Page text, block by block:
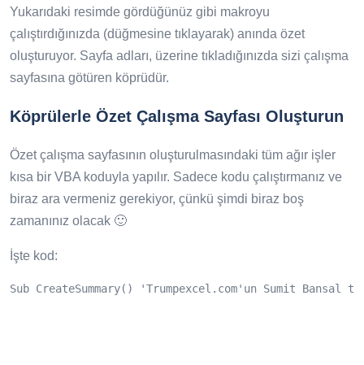
Yukarıdaki resimde gördüğünüz gibi makroyu
çalıştırdığınızda (düğmesine tıklayarak) anında özet
oluşturuyor. Sayfa adları, üzerine tıkladığınızda sizi çalışma
sayfasına götüren köprüdür.
Köprülerle Özet Çalışma Sayfası Oluşturun
Özet çalışma sayfasının oluşturulmasındaki tüm ağır işler
kısa bir VBA koduyla yapılır. Sadece kodu çalıştırmanız ve
biraz ara vermeniz gerekiyor, çünkü şimdi biraz boş
zamanınız olacak 🙂
İşte kod:
Sub CreateSummary() 'Trumpexcel.com'un Sumit